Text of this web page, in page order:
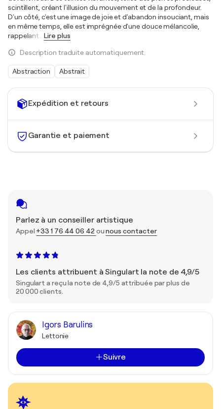
Expédition et retours
Garantie et paiement
Parlez à un conseiller artistique
Appel +33 1 76 44 06 42 ounous contacter
Les clients attribuent à Singulart la note de 4,9/5
Singulart a reçu la note de 4,9/5 attribuée par plus de
20 000 clients.
Igors Barulins
Lettonie
Suivre
scintillent, créant l'illusion du mouvement et de la profondeur.
D'un côté, c'est une image de joie et d'abandon insouciant, mais
en même temps, elle est imprégnée d'une douce mélancolie,
rappelant
Lire plus
Description traduite automatiquement.
Abstraction Abstrait